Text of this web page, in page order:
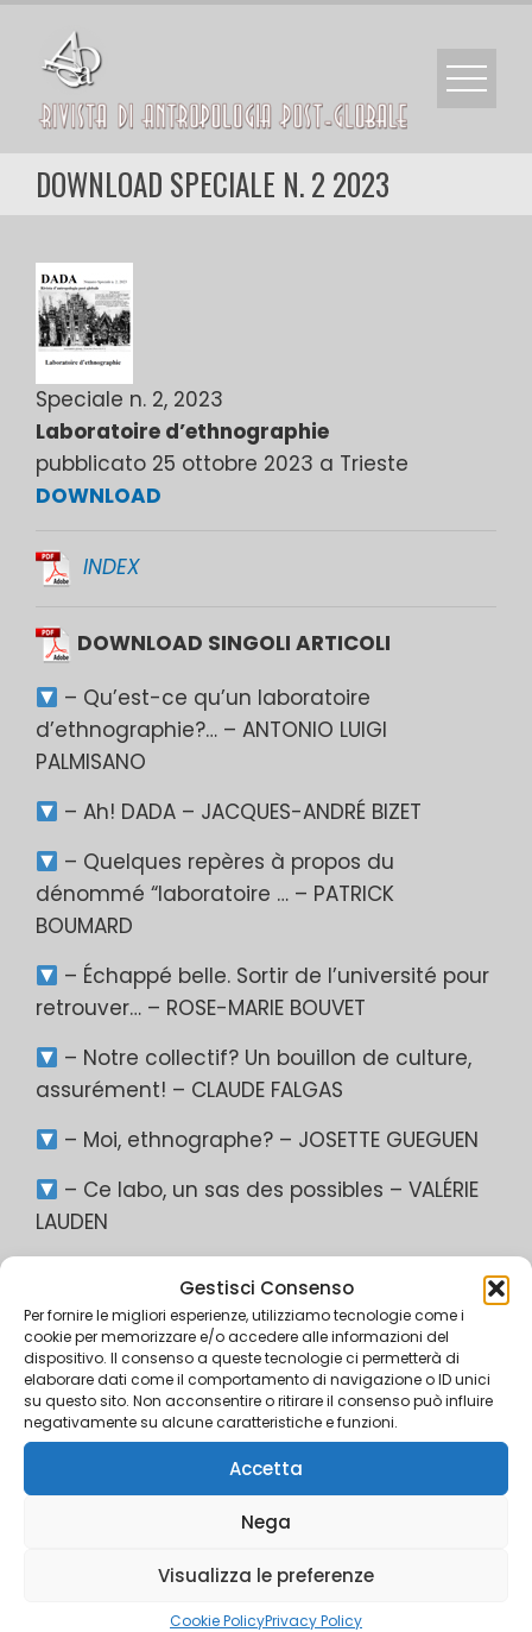
Gestisci Consenso
Per fornire le migliori esperienze, utilizziamo tecnologie come i
cookie per memorizzare e/o accedere alle informazioni del
dispositivo. Il consenso a queste tecnologie ci permetterà di
elaborare dati come il comportamento di navigazione o ID unici
su questo sito. Non acconsentire o ritirare il consenso può influire
negativamente su alcune caratteristiche e funzioni.
Accetta
Nega
Visualizza le preferenze
Cookie PolicyPrivacy Policy
content
DOWNLOAD SPECIALE N. 2 2023
Speciale n. 2, 2023
Laboratoire d’ethnographie
pubblicato 25 ottobre 2023 a Trieste
DOWNLOAD
INDEX
DOWNLOAD SINGOLI ARTICOLI
– Qu’est-ce qu’un laboratoire
d’ethnographie?… – ANTONIO LUIGI
PALMISANO
– Ah! DADA – JACQUES-ANDRÉ BIZET
– Quelques repères à propos du
dénommé “laboratoire … – PATRICK
BOUMARD
– Échappé belle. Sortir de l’université pour
retrouver… – ROSE-MARIE BOUVET
– Notre collectif? Un bouillon de culture,
assurément! – CLAUDE FALGAS
– Moi, ethnographe? – JOSETTE GUEGUEN
– Ce labo, un sas des possibles – VALÉRIE
LAUDEN
Miscellanées – GILLES PINTE
– L’ethnographie et les pièges du terrain
– PATRICK BOUMARD
Torna alla lista delle pubblicazioni